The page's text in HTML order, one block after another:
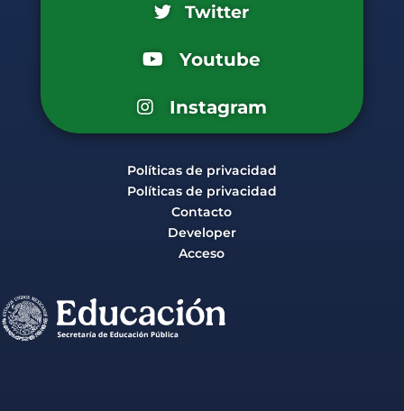
Twitter
Youtube
Instagram
Políticas de privacidad
Políticas de privacidad
Contacto
Developer
Acceso